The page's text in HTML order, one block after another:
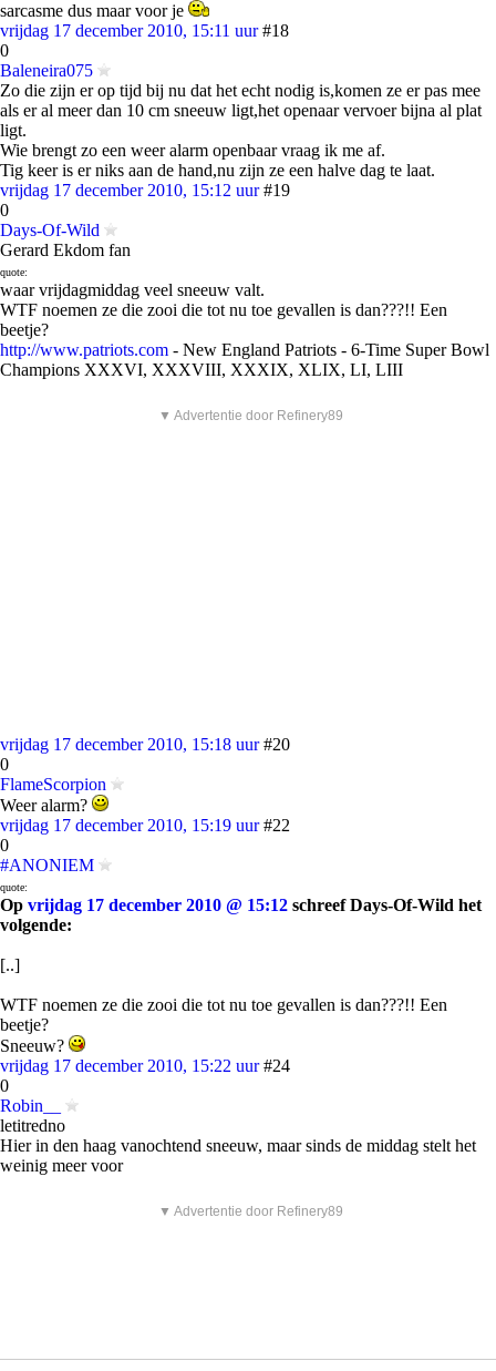
sarcasme dus maar voor je
vrijdag 17 december 2010, 15:11 uur #18
0
Baleneira075
Zo die zijn er op tijd bij nu dat het echt nodig is,komen ze er pas mee
als er al meer dan 10 cm sneeuw ligt,het openaar vervoer bijna al plat
ligt.
Wie brengt zo een weer alarm openbaar vraag ik me af.
Tig keer is er niks aan de hand,nu zijn ze een halve dag te laat.
vrijdag 17 december 2010, 15:12 uur #19
0
Days-Of-Wild
Gerard Ekdom fan
quote:
waar vrijdagmiddag veel sneeuw valt.
WTF noemen ze die zooi die tot nu toe gevallen is dan???!! Een
beetje?
http://www.patriots.com - New England Patriots - 6-Time Super Bowl
Champions XXXVI, XXXVIII, XXXIX, XLIX, LI, LIII
▼ Advertentie door Refinery89
vrijdag 17 december 2010, 15:18 uur #20
0
FlameScorpion
Weer alarm?
vrijdag 17 december 2010, 15:19 uur #22
0
#ANONIEM
quote:
Op vrijdag 17 december 2010 @ 15:12 schreef Days-Of-Wild het
volgende:
[..]
WTF noemen ze die zooi die tot nu toe gevallen is dan???!! Een
beetje?
Sneeuw?
vrijdag 17 december 2010, 15:22 uur #24
0
Robin__
letitredno
Hier in den haag vanochtend sneeuw, maar sinds de middag stelt het
weinig meer voor
▼ Advertentie door Refinery89